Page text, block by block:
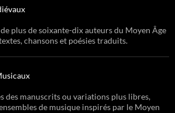
plus de soixante-dix auteurs du Moyen Âge
chansons et poésies traduits.
des manuscrits ou variations plus libres,
de musique inspirés par le Moyen